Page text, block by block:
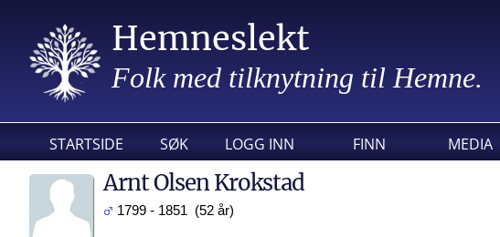
Hemneslekt
Folk med tilknytning til Hemne.
STARTSIDE SØK LOGG INN FINN MEDIA
Arnt Olsen Krokstad
1799 - 1851 (52 år)